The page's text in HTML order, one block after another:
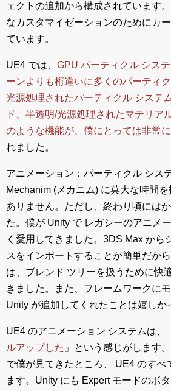
ェクトの追加から構成されています
なカスタマイゼーションのためにカ
ています。
UE4 では、 GPU パーティクル シス
ーンよりも桁違いに多くのパーティ
光源処理されたパーティクル システ
ド、半透明/光源処理されたマテリア
のような機能が、僕にとっては非常
れました。
アニメーション：パーティクル シス
Mechanim (メカニム) に莫大な時間
ありません。ただし、終わり頃には
た。僕が Unity で レガシーのアニメ
く愛用してきました。3DS Max から
スをインポートすることが簡単だか
は、ブレンド ツリーを扱うために快
きました。また、フレームワークに
Unity が追加してくれたことは嬉しか
UE4 のアニメーション システムは、
ルアップした 」という感じがします
で僕が見てきたところ、 UE4 のすべ
ます。Unity にも Expert モードのボ